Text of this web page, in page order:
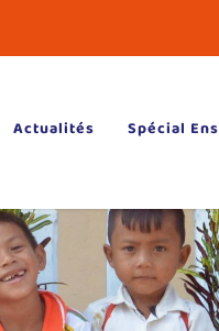
Actualités Spécial